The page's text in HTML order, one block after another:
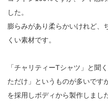
した。
膨らみがあり柔らかいけれど、
くい素材です。
「チャリティーTシャツ」と聞
ただけ」というものが多いです
を採用しボディから製作しまし